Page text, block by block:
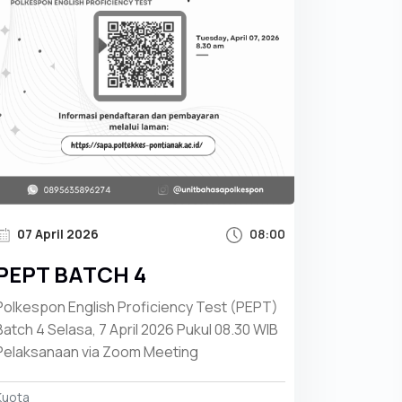
07 April 2026 08:00
BATCH 4
English Proficiency Test (PEPT)
4 Selasa, 7 April 2026 Pukul 08.30 WIB
via Zoom Meeting